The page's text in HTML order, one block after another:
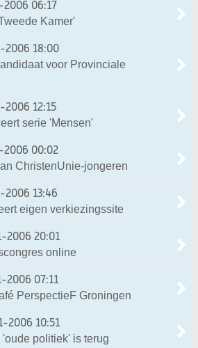
2006 06:17
Kamer'
2006 18:00
voor Provinciale
2006 12:15
serie 'Mensen'
2006 00:02
ChristenUnie-jongeren
2006 13:46
eigen verkiezingssite
2006 20:01
online
2006 07:11
PerspectieF Groningen
2006 10:51
politiek' is terug